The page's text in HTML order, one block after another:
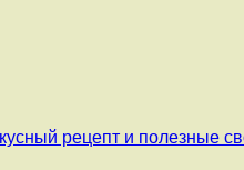
рецепт и полезные